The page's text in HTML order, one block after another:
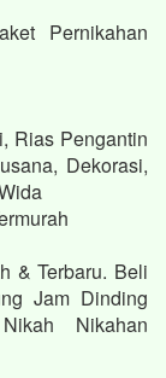
Pernikahan
Rias Pengantin
Dekorasi,
& Terbaru. Beli
Jam Dinding
Nikahan